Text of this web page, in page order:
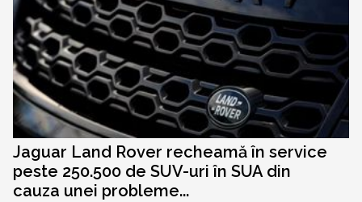
Jaguar Land Rover recheamă în service
peste 250.500 de SUV-uri în SUA din
cauza unei probleme...